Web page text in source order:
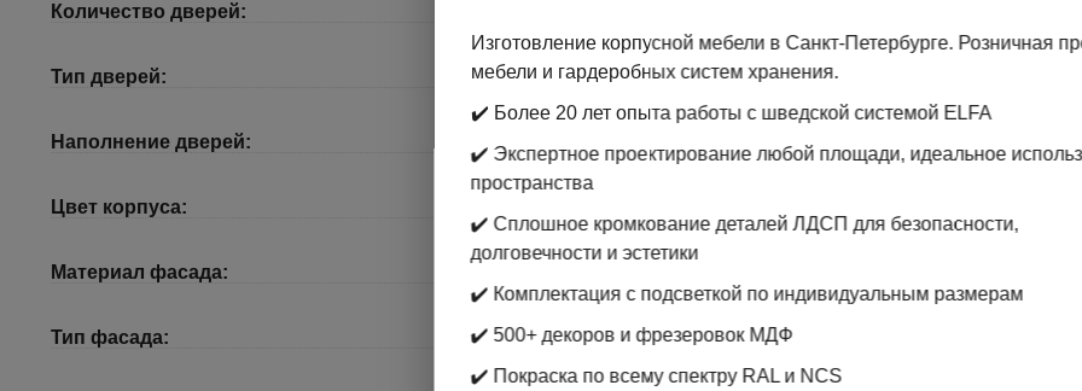
Количество дверей:
Тип дверей: купе
Наполнение дверей: Миндаль бежевый, silver bronze
Цвет корпуса:
Материал фасада:
Тип фасада: Купе
Изготовление корпусной мебели в Санкт-Петербурге. Розничная
мебели и гардеробных систем хранения.
✔️ Более 20 лет опыта работы с шведской системой ELFA
✔️ Экспертное проектирование любой площади, идеальное
пространства
✔️ Сплошное кромкование деталей ЛДСП для безопасности,
долговечности и эстетики
✔️ Комплектация с подсветкой по индивидуальным размерам
✔️ 500+ декоров и фрезеровок МДФ
✔️ Покраска по всему спектру RAL и NCS